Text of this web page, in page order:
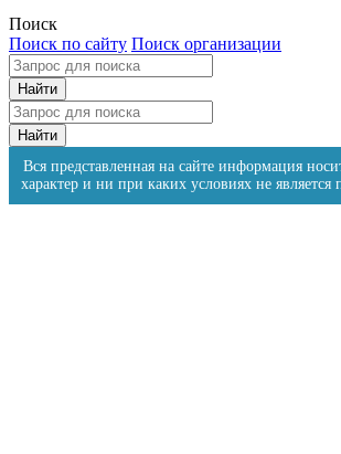
Поиск
Поиск по сайту Поиск организации
Вся представленная на сайте информация
характер и ни при каких условиях не